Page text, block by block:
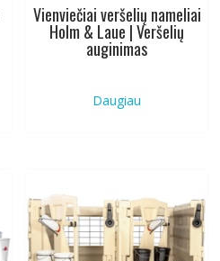
Vienviečiai veršelių nameliai
Holm & Laue | Veršelių
auginimas
Daugiau